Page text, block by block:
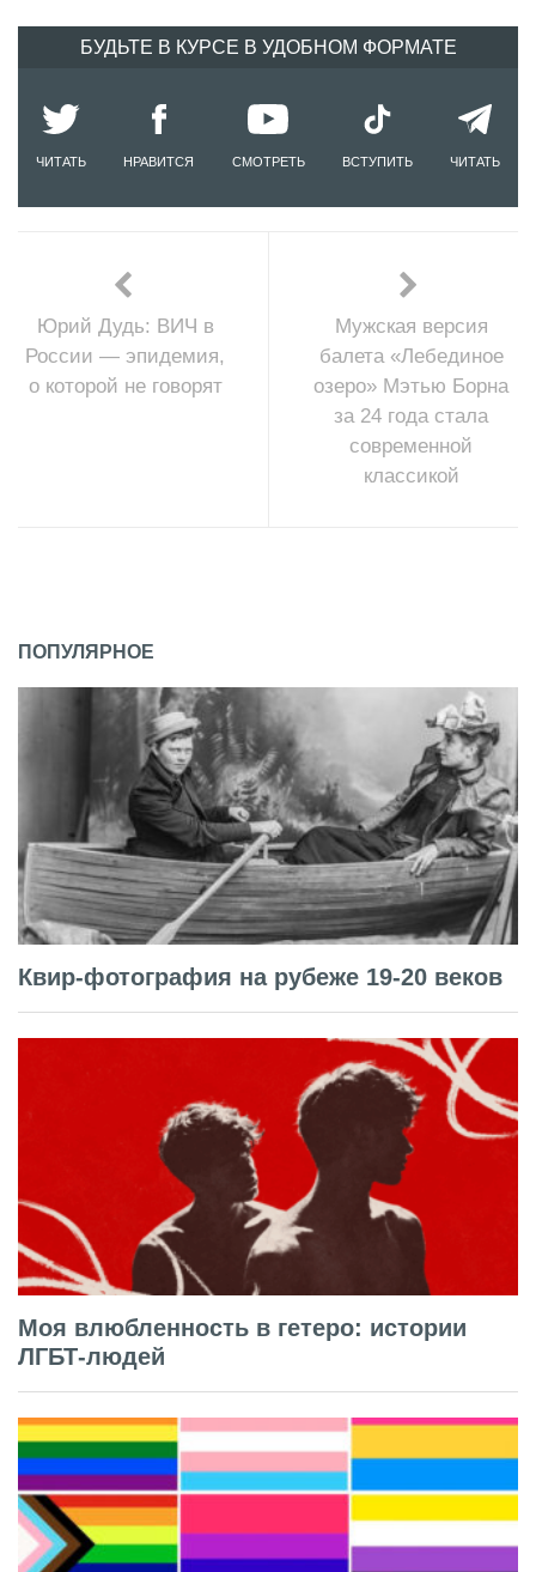
БУДЬТЕ В КУРСЕ В УДОБНОМ ФОРМАТЕ
ЧИТАТЬ НРАВИТСЯ СМОТРЕТЬ ВСТУПИТЬ ЧИТАТЬ
Юрий Дудь: ВИЧ в
России — эпидемия,
о которой не говорят
Мужская версия
балета «Лебединое
озеро» Мэтью Борна
за 24 года стала
современной
классикой
ПОПУЛЯРНОЕ
Квир-фотография на рубеже 19-20 веков
Моя влюбленность в гетеро: истории
ЛГБТ-людей